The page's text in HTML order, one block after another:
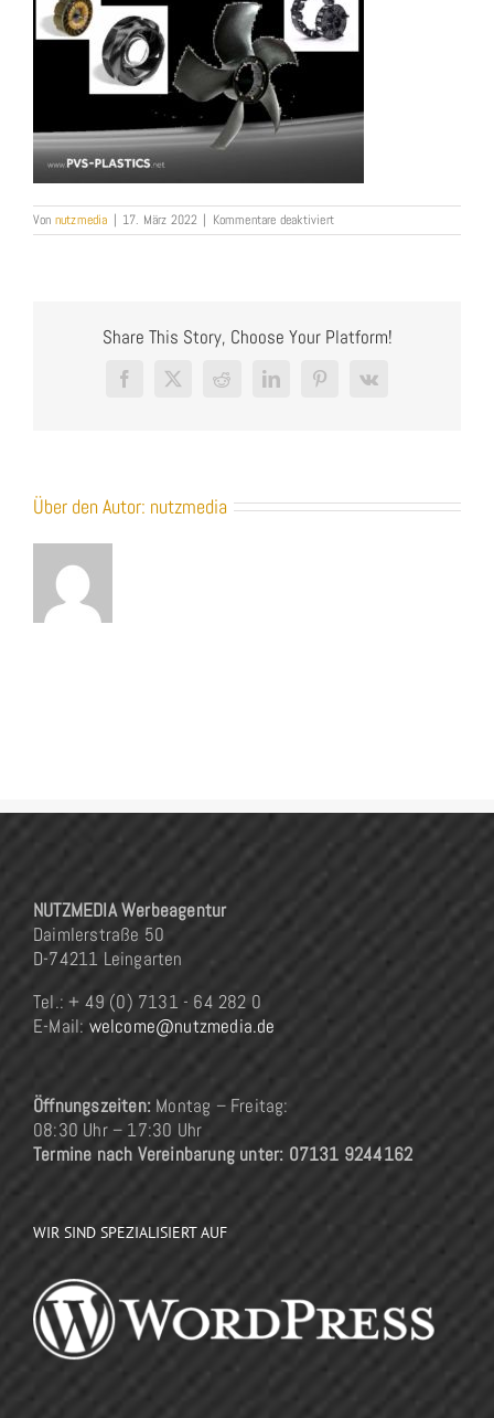
Von nutzmedia | 17. März 2022 | Kommentare deaktiviertfür
PVS-
Share This Story, Choose Your Platform!
Facebook
X RedditLinkedInPinterest
Vk
Über den Autor: nutzmedia
NUTZMEDIA Werbeagentur
Daimlerstraße 50
D-74211 Leingarten
Tel.: + 49 (0) 7131 - 64 282 0
E-Mail: welcome@nutzmedia.de
Öffnungszeiten: Montag – Freitag:
08:30 Uhr – 17:30 Uhr
Termine nach Vereinbarung unter: 07131 9244162
WIR SIND SPEZIALISIERT AUF